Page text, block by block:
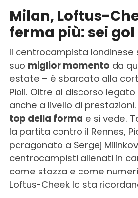
Milan, Loftus-
ferma più: sei gol
Il centrocampista londinese
suo miglior momento da
estate – è sbarcato alla
Pioli. Oltre al discorso legato
anche a livello di
top della forma e si vede.
la partita contro il Rennes,
paragonato a Sergej
centrocampisti allenati in
come stazza e come
Loftus-Cheek lo sta